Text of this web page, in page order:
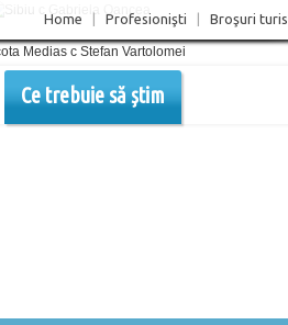
Home Profesionişti Broşuri
Ce trebuie să știm